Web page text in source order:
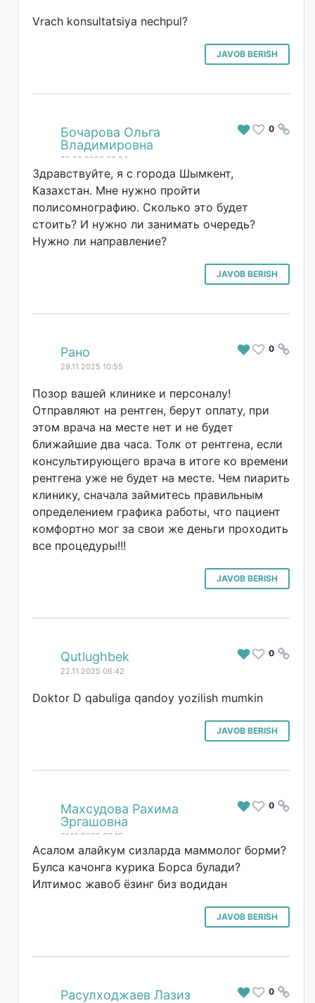
Vrach konsultatsiya nechpul?
JAVOB BERISH
# 0
Бочарова Ольга
Владимировна
25.02.2026 06:24
Здравствуйте, я с города Шымкент,
Казахстан. Мне нужно пройти
полисомнографию. Сколько это будет
стоить? И нужно ли занимать очередь?
Нужно ли направление?
JAVOB BERISH
# 0
Рано
29.11.2025 10:55
Позор вашей клинике и персоналу!
Отправляют на рентген, берут оплату, при
этом врача на месте нет и не будет
ближайшие два часа. Толк от рентгена, если
консультирующего врача в итоге ко времени
рентгена уже не будет на месте. Чем пиарить
клинику, сначала займитесь правильным
определением графика работы, что пациент
комфортно мог за свои же деньги проходить
все процедуры!!!
JAVOB BERISH
# 0
Qutlughbek
22.11.2025 06:42
Doktor D qabuliga qandoy yozilish mumkin
JAVOB BERISH
# 0
Махсудова Рахима
Эргашовна
01.10.2025 06:15
Асалом алайкум сизларда маммолог борми?
Булса качонга курика Борса булади?
Илтимос жавоб ёзинг биз водидан
JAVOB BERISH
# 0
Расулходжаев Лазиз